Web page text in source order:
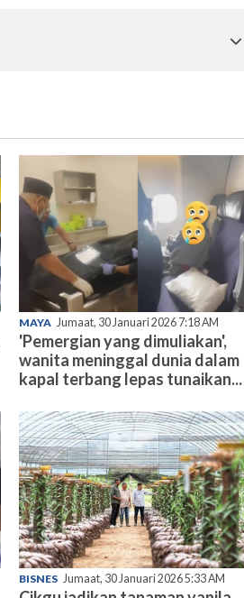
MAYA Jumaat, 30 Januari 2026 7:18 AM
'Pemergian yang dimuliakan',
wanita meninggal dunia dalam
kapal terbang lepas tunaikan...
BISNES Jumaat, 30 Januari 2026 5:33 AM